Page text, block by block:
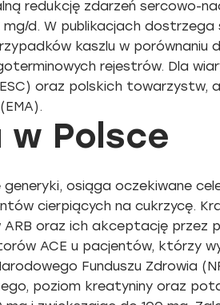
redukcję zdarzeń sercowo-
d. W publikacjach
kaszlu w porównaniu
rejestrów. Dla
oraz polskich towarzystw,
w Polsce
osiąga oczekiwane
cierpiących na cukrzycę.
oraz ich akceptację przez
ACE u pacjentów, którzy
Funduszu Zdrowia
poziom kreatyniny oraz